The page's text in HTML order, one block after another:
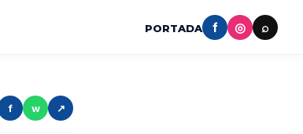
PORTADA f ◎ ⌕
f w ↗